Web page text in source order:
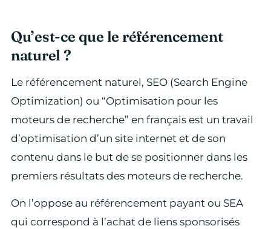
Qu’est-ce que le référencement
naturel ?
Le référencement naturel, SEO (Search Engine
Optimization) ou “Optimisation pour les
moteurs de recherche” en français est un travail
d’optimisation d’un site internet et de son
contenu dans le but de se positionner dans les
premiers résultats des moteurs de recherche.
On l’oppose au référencement payant ou SEA
qui correspond à l’achat de liens sponsorisés